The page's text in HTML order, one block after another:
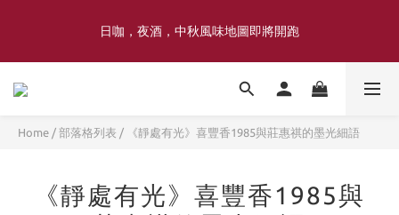
限定
日咖，夜酒，中秋風味地圖即將開跑
喜豐香1985 × 薑薑小姐花藝工作室｜登記日系列 手捧花｜5月–7月
Home / 部落格列表 / 《靜處有光》喜豐香1985與莊惠祺的墨光細語
《靜處有光》喜豐香1985與